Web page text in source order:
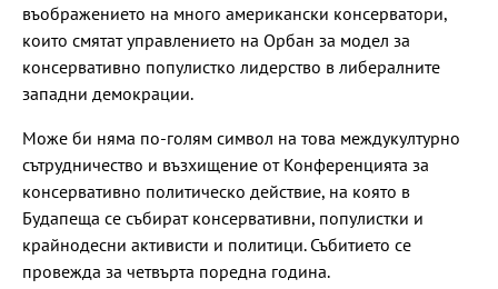
въображението на много американски консерватори,
които смятат управлението на Орбан за модел за
консервативно популистко лидерство в либералните
западни демокрации.
Може би няма по-голям символ на това междукултурно
сътрудничество и възхищение от Конференцията за
консервативно политическо действие, на която в
Будапеща се събират консервативни, популистки и
крайнодесни активисти и политици. Събитието се
провежда за четвърта поредна година.